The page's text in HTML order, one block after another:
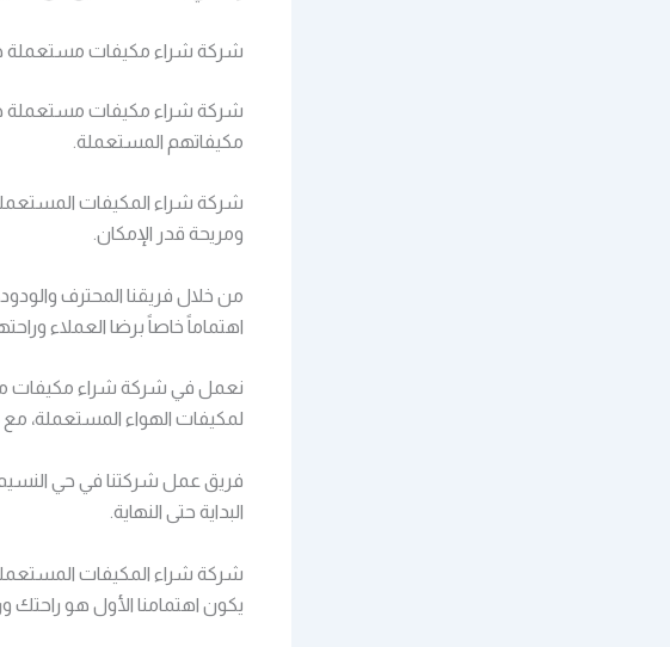
شركة شراء مكيفات مستعملة
شركة شراء مكيفات مستعملة حي
مكيفاتهم المستعملة.
شركة شراء المكيفات
ومريحة قدر الإمكان.
من خلال فريقنا المحترف
اهتماماً خاصاً برضا العملاء
نعمل في شركة شراء مكيفات
لمكيفات الهواء المستعملة،
فريق عمل شركتنا في حي النسيم
البداية حتى النهاية.
شركة شراء المكيفات
يكون اهتمامنا الأول هو راحتك